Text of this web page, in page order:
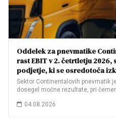
Oddelek za pnevmatike
rast EBIT v 2. četrtletju
podjetje, ki se osredotoča
Sektor Continentalovih pnevmatik
dosegel močne rezultate, pri
04.08.2026